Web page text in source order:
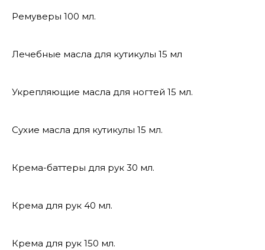
Ремуверы 100 мл.
Лечебные масла для кутикулы 15 мл
Укрепляющие масла для ногтей 15 мл.
Сухие масла для кутикулы 15 мл.
Крема-баттеры для рук 30 мл.
Крема для рук 40 мл.
Крема для рук 150 мл.